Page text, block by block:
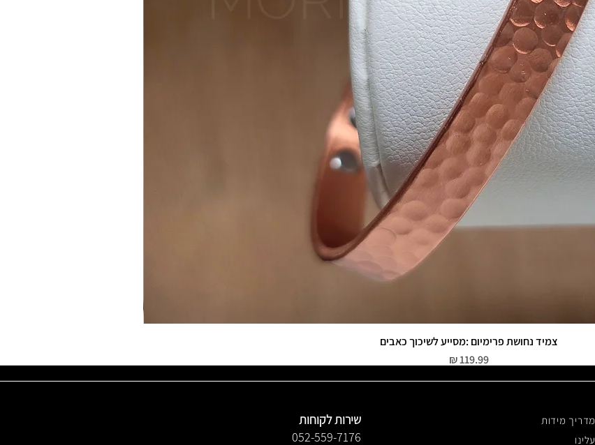
תצוגה מהירה
צמיד נחושת פרימיום :מסייע לשיכוך כאבים
מחיר‏119.99 ‏₪
שירות לקוחות
052-559-7176
מדריך מידות
עלינו